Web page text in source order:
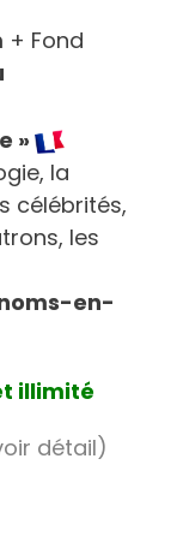
+ Fond
»
la
célébrités,
les
en-
illimité
détail)